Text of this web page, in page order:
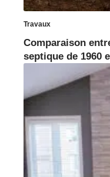
Travaux
Comparaison
septique de 1960